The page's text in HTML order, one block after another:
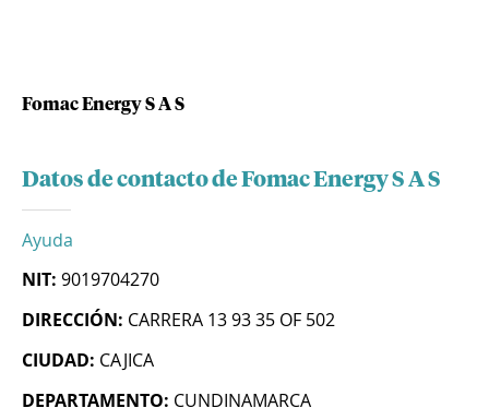
Fomac Energy S A S
Datos de contacto de Fomac Energy S A S
Ayuda
NIT: 9019704270
DIRECCIÓN: CARRERA 13 93 35 OF 502
CIUDAD: CAJICA
DEPARTAMENTO: CUNDINAMARCA